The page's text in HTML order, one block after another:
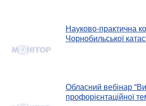
Науково-практична
Чорнобильської
Обласний вебінар
профорієнтаційної